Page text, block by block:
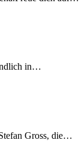
in…
Gross, die…